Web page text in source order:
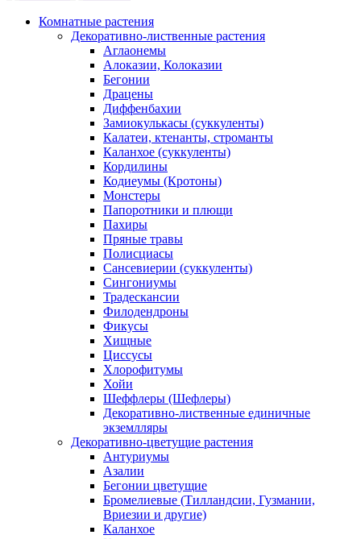
Комнатные растения
Декоративно-лиственные растения
Аглаонемы
Алоказии, Колоказии
Бегонии
Драцены
Диффенбахии
Замиокулькасы (суккуленты)
Калатеи, ктенанты, строманты
Каланхое (суккуленты)
Кордилины
Кодиеумы (Кротоны)
Монстеры
Папоротники и плющи
Пахиры
Пряные травы
Полисциасы
Сансевиерии (суккуленты)
Сингониумы
Традескансии
Филодендроны
Фикусы
Хищные
Циссусы
Хлорофитумы
Хойи
Шеффлеры (Шефлеры)
Декоративно-лиственные единичные
экземлляры
Декоративно-цветущие растения
Антуриумы
Азалии
Бегонии цветущие
Бромелиевые (Тилландсии, Гузмании,
Вриезии и другие)
Каланхое